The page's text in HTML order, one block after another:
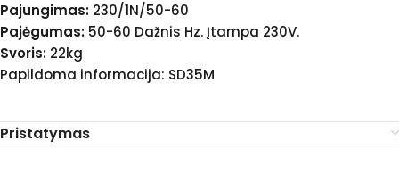
Pajungimas: 230/1N/50-60
Pajėgumas: 50-60 Dažnis Hz. Įtampa 230V.
Svoris: 22kg
Papildoma informacija: SD35M
Pristatymas